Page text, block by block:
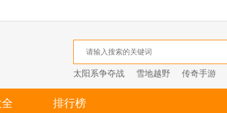
太阳系争夺战 雪地越野 传奇手游
排行榜